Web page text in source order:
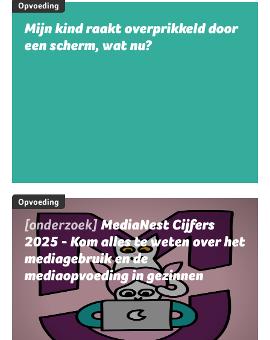
Opvoeding
Mijn kind raakt overprikkeld door
een scherm, wat nu?
Opvoeding
[onderzoek]MediaNest Cijfers
2025 - Kom alles te weten over het
mediagebruik en de
mediaopvoeding in gezinnen